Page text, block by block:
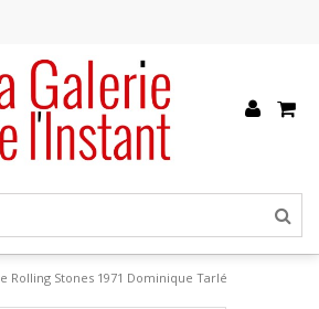
Rolling Stones 1971 Dominique Tarlé